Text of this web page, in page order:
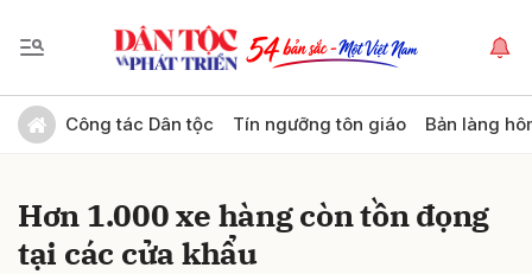
Công tác Dân tộc Tín ngưỡng tôn giáo Bản làng
Hơn 1.000 xe hàng còn tồn đọng
tại các cửa khẩu
Gửi bình luận